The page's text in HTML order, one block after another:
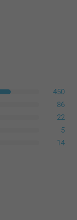
ramen på varje
450
86
22
5
14